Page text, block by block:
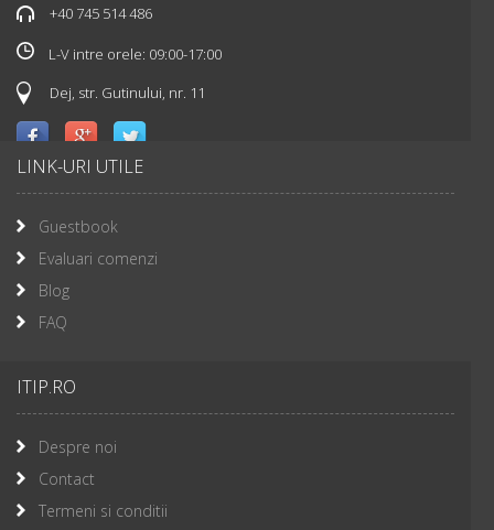
+40 745 514 486
L-V intre orele: 09:00-17:00
Dej, str. Gutinului, nr. 11
LINK-URI UTILE
Guestbook
Evaluari comenzi
Blog
FAQ
ITIP.RO
Despre noi
Contact
Termeni si conditii